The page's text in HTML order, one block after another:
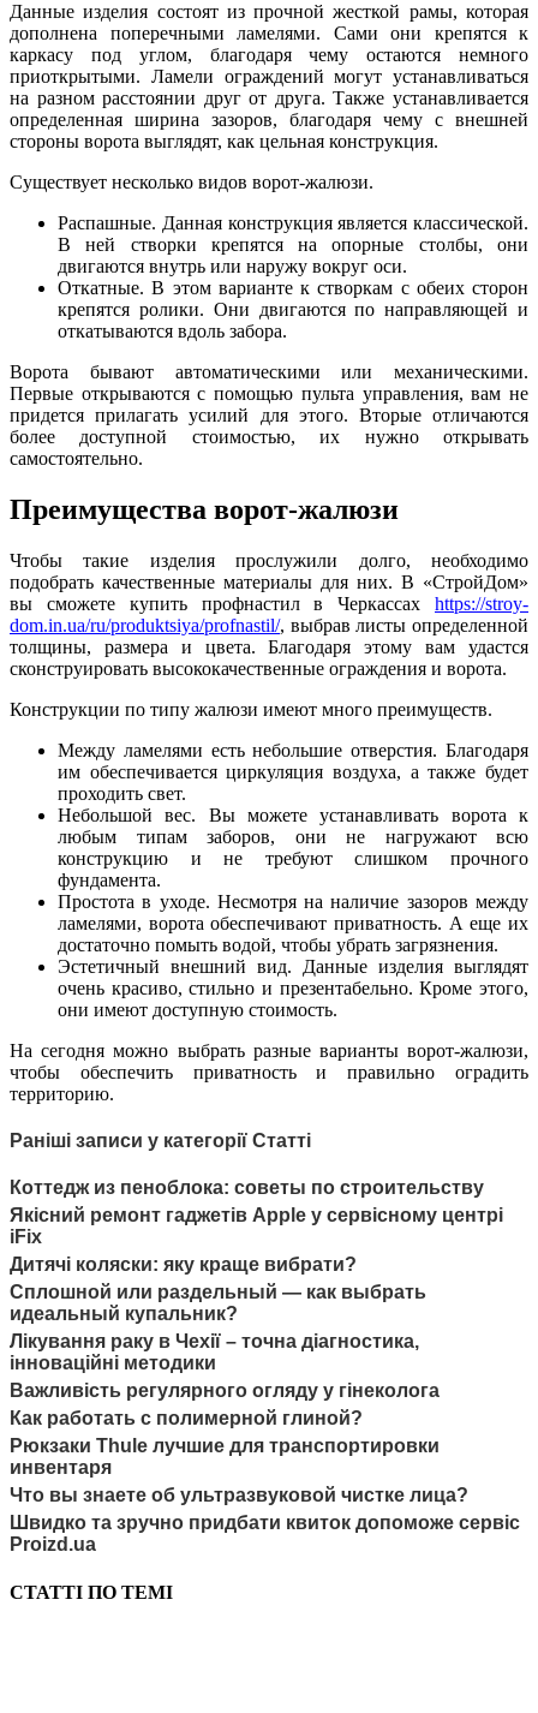
Данные изделия состоят из прочной жесткой рамы, которая
дополнена поперечными ламелями. Сами они крепятся к
каркасу под углом, благодаря чему остаются немного
приоткрытыми. Ламели ограждений могут устанавливаться
на разном расстоянии друг от друга. Также устанавливается
определенная ширина зазоров, благодаря чему с внешней
стороны ворота выглядят, как цельная конструкция.
Существует несколько видов ворот-жалюзи.
Распашные. Данная конструкция является классической.
В ней створки крепятся на опорные столбы, они
двигаются внутрь или наружу вокруг оси.
Откатные. В этом варианте к створкам с обеих сторон
крепятся ролики. Они двигаются по направляющей и
откатываются вдоль забора.
Ворота бывают автоматическими или механическими.
Первые открываются с помощью пульта управления, вам не
придется прилагать усилий для этого. Вторые отличаются
более доступной стоимостью, их нужно открывать
самостоятельно.
Преимущества ворот-жалюзи
Чтобы такие изделия прослужили долго, необходимо
подобрать качественные материалы для них. В «СтройДом»
вы сможете купить профнастил в Черкассах https://stroy-
dom.in.ua/ru/produktsiya/profnastil/, выбрав листы определенной
толщины, размера и цвета. Благодаря этому вам удастся
сконструировать высококачественные ограждения и ворота.
Конструкции по типу жалюзи имеют много преимуществ.
Между ламелями есть небольшие отверстия. Благодаря
им обеспечивается циркуляция воздуха, а также будет
проходить свет.
Небольшой вес. Вы можете устанавливать ворота к
любым типам заборов, они не нагружают всю
конструкцию и не требуют слишком прочного
фундамента.
Простота в уходе. Несмотря на наличие зазоров между
ламелями, ворота обеспечивают приватность. А еще их
достаточно помыть водой, чтобы убрать загрязнения.
Эстетичный внешний вид. Данные изделия выглядят
очень красиво, стильно и презентабельно. Кроме этого,
они имеют доступную стоимость.
На сегодня можно выбрать разные варианты ворот-жалюзи,
чтобы обеспечить приватность и правильно оградить
территорию.
Раніші записи у категорії Статті
Коттедж из пеноблока: советы по строительству
Якісний ремонт гаджетів Apple у сервісному центрі
iFix
Дитячі коляски: яку краще вибрати?
Сплошной или раздельный — как выбрать
идеальный купальник?
Лікування раку в Чехії – точна діагностика,
інноваційні методики
Важливість регулярного огляду у гінеколога
Как работать с полимерной глиной?
Рюкзаки Thule лучшие для транспортировки
инвентаря
Что вы знаете об ультразвуковой чистке лица?
Швидко та зручно придбати квиток допоможе сервіс
Proizd.ua
СТАТТІ ПО ТЕМІ